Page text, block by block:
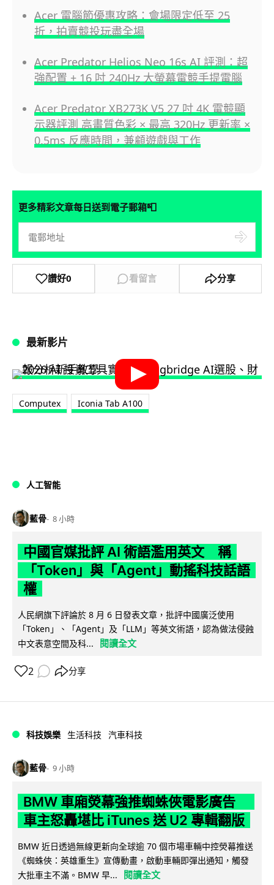
Acer 電腦節優惠攻略：會場限定低至 25
折，拍賣競投玩盡全場
Acer Predator Helios Neo 16s AI 評測：超
強配置 + 16 吋 240Hz 大螢幕電競手提電腦
Acer Predator XB273K V5 27 吋 4K 電競顯
示器評測 高畫質色彩 × 最高 320Hz 更新率 ×
0.5ms 反應時間，兼顧遊戲與工作
更多精彩文章每日送到電子郵箱📮
讚好0 看留言 分享
最新影片
Computex Iconia Tab A100
人工智能
藍骨 8 小時
中國官媒批評 AI 術語濫用英文 稱
「Token」與「Agent」動搖科技話語
權
人民網旗下評論於 8 月 6 日發表文章，批評中國廣泛使用
「Token」、「Agent」及「LLM」等英文術語，認為做法侵蝕
中文表意空間及科...
閱讀全文
2 分享
科技娛樂 生活科技 汽車科技
藍骨 9 小時
BMW 車廂熒幕強推蜘蛛俠電影廣告
車主怒轟堪比 iTunes 送 U2 專輯翻版
BMW 近日透過無線更新向全球逾 70 個市場車輛中控熒幕推送
《蜘蛛俠：英雄重生》宣傳動畫，啟動車輛即彈出通知，觸發
大批車主不滿。BMW 早...
閱讀全文